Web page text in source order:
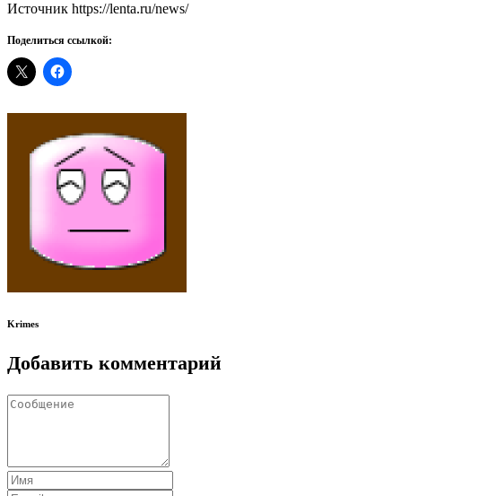
Источник https://lenta.ru/news/
Поделиться ссылкой:
Krimes
Добавить комментарий